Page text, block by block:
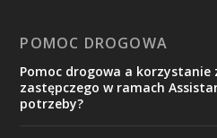
POMOC DROGOWA
Pomoc drogowa a korzystanie
zastępczego w ramach
potrzeby?